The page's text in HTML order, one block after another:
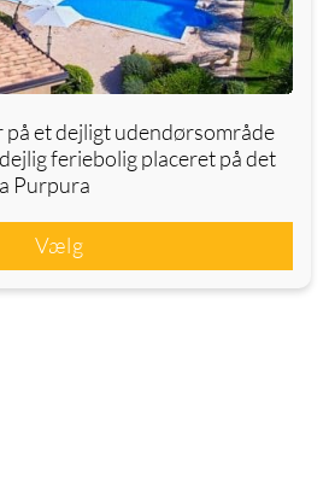
et dejligt udendørsområde
feriebolig placeret på det
Purpura
Vælg